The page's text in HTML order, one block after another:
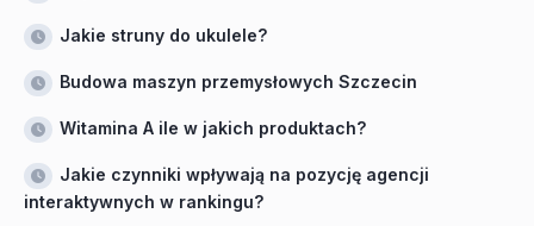
Jakie struny do ukulele?
Budowa maszyn przemysłowych Szczecin
Witamina A ile w jakich produktach?
Jakie czynniki wpływają na pozycję agencji
interaktywnych w rankingu?